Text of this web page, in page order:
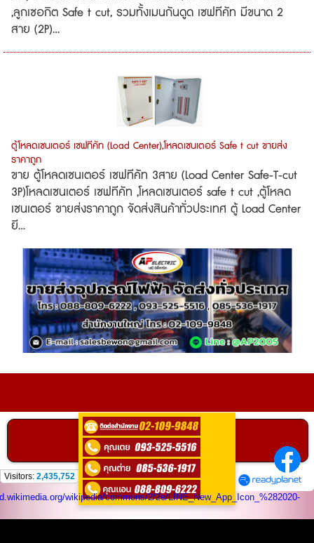
,ลูกเซอกิต Safe t cut, รวมทั้งเมนกันดูด เซฟทีคัท มีขนาด 2
สาย (2P)...
ตู้โหลดเซนเตอร์ เซฟทีคัท (Load Center),โหลดเซนเตอร์ Safe t cut ขายส่ง
ราคาถูก
ขาย ตู้โหลดเซนเตอร์ เซฟทีคัท 3สาย (Load Center Safe-T-cut
3P)โหลดเซนเตอร์ เซฟทีคัท ,โหลดเซนเตอร์ safe t cut ,ตู้โหลด
เซนเตอร์ ขายส่งราคาถูก จัดส่งสินค้าทั่วประเทศ ตู้ Load Center
ยี...
ติดต่อ0935255516
คลิกเพื่อโทร
Visitors: 2,435,752
ติดต่อสอบถามได้ที่